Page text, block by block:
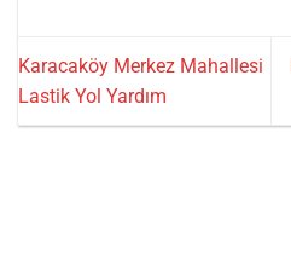
Karacaköy Merkez Mahallesi
Lastik Yol Yardım